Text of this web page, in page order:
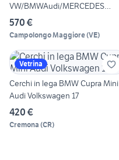
VW/BMWAudi/MERCEDES
ALTRO
570 €
Campolongo Maggiore(VE)
Vetrina
Cerchi in lega BMW Cupra Mini
Audi Volkswagen 17
420 €
Cremona (CR)